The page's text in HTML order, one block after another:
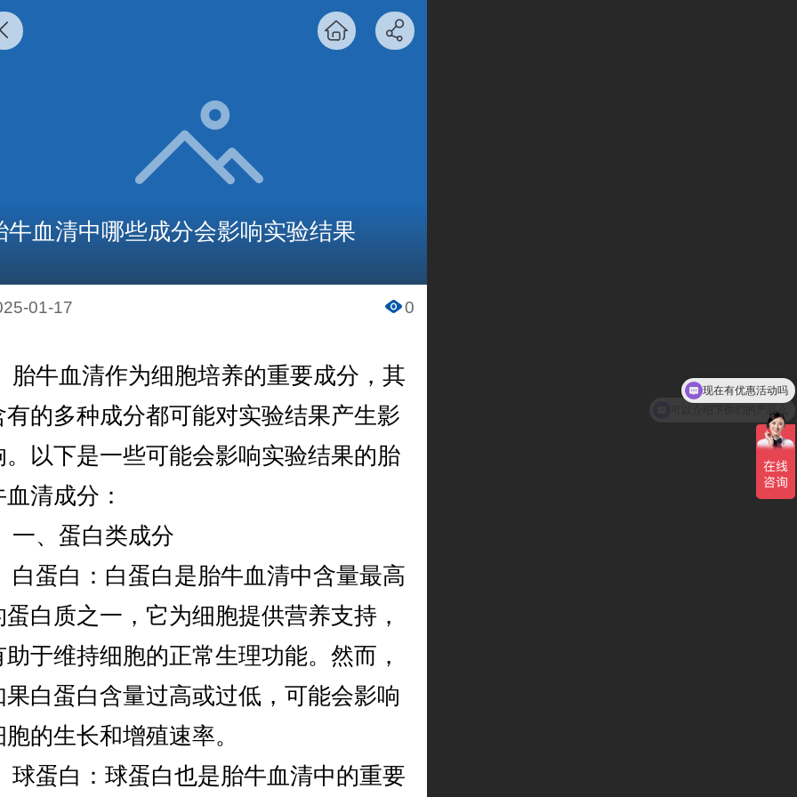
牛血清中哪些成分会影响实验结果
01-17 0
胎牛血清作为细胞培养的重要成分，其
有的多种成分都可能对实验结果产生影
。以下是一些可能会影响实验结果的胎
血清成分：
一、蛋白类成分
白蛋白：白蛋白是胎牛血清中含量最高
蛋白质之一，它为细胞提供营养支持，
助于维持细胞的正常生理功能。然而，
果白蛋白含量过高或过低，可能会影响
胞的生长和增殖速率。
球蛋白：球蛋白也是胎牛血清中的重要
可以介绍下你们的产品么
现在有优惠活动吗